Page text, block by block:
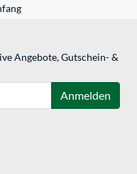
Angebote, Gutschein- &
Anmelden